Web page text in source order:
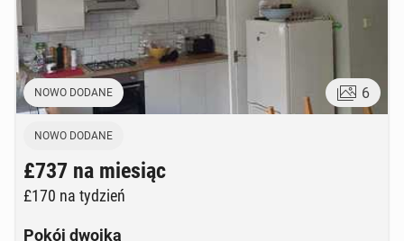
NOWO DODANE 6
NOWO DODANE
£737 na miesiąc
£170 na tydzień
Pokój dwojka